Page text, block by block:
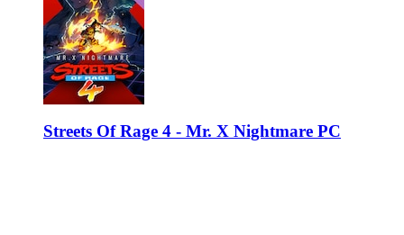
Streets Of Rage 4 - Mr. X Nightmare PC